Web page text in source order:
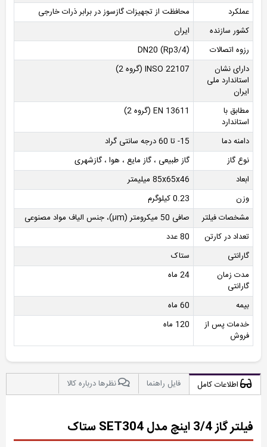
عملکرد
محافظت از تجهیزات گازسوز در برابر ذرات خارجی
کشور سازنده
ایران
رزوه اتصالات
DN20 (Rp3/4)
دارای نشان
استاندارد ملی
ایران
INSO 22107 (گروه 2)
مطابق با
استاندارد
EN 13611 (گروه 2)
دامنه دما
15- تا 60 درجه سانتی گراد
نوع گاز
گاز طبیعی ، گاز مایع ، هوا ، گازشهری
ابعاد
85x65x46 میلیمتر
وزن
0.23 کیلوگرم
مشخصات فیلتر
صافی 50 میکرومتر (µm)، جنس الیاف مواد مصنوعی
تعداد در کارتن
80 عدد
گارانتی
ستاک
مدت زمان
گارانتی
24 ماه
بیمه
60 ماه
خدمات پس از
فروش
120 ماه
اطلاعات کامل فایل راهنما نظرها درباره کالا
فیلتر گاز 3/4 اینچ مدل SET304 ستاک